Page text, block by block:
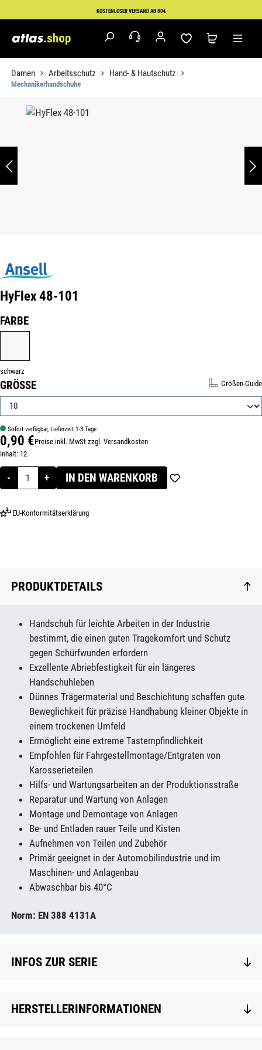
Zum Hauptinhalt springenKOSTENLOSER VERSAND AB 80€
Damen Arbeitsschutz Hand- & Hautschutz
Mechanikerhandschuhe
Bildergalerie überspringen
HyFlex 48-101
FARBEAUSWÄHLEN
schwarz
GRÖSSE
AUSWÄHLEN Größen-Guide
Sofort verfügbar, Lieferzeit 1-3 Tage
Regulärer Preis:
0,90 €Preise inkl. MwSt zzgl. Versandkosten
Inhalt: 12
- + IN DEN WARENKORB
EU-Konformitätserklärung
Produktnummer:
PRODUKTDETAILS
Handschuh für leichte Arbeiten in der Industrie
bestimmt, die einen guten Tragekomfort und Schutz
gegen Schürfwunden erfordern
Exzellente Abriebfestigkeit für ein längeres
Handschuhleben
Dünnes Trägermaterial und Beschichtung schaffen gute
Beweglichkeit für präzise Handhabung kleiner Objekte in
einem trockenen Umfeld
Ermöglicht eine extreme Tastempfindlichkeit
Empfohlen für Fahrgestellmontage/Entgraten von
Karosserieteilen
Hilfs- und Wartungsarbeiten an der Produktionsstraße
Reparatur und Wartung von Anlagen
Montage und Demontage von Anlagen
Be- und Entladen rauer Teile und Kisten
Aufnehmen von Teilen und Zubehör
Primär geeignet in der Automobilindustrie und im
Maschinen- und Anlagenbau
Abwaschbar bis 40°C
Norm: EN 388 4131A
INFOS ZUR SERIE
HERSTELLERINFORMATIONEN